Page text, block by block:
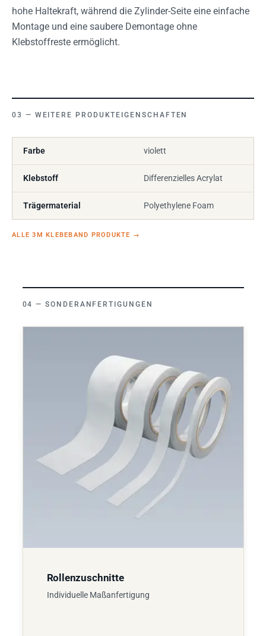
hohe Haltekraft, während die Zylinder-Seite eine einfache
Montage und eine saubere Demontage ohne
Klebstoffreste ermöglicht.
WEITERE PRODUKTEIGENSCHAFTEN
Farbe violett
Klebstoff Differenzielles Acrylat
Trägermaterial Polyethylene Foam
ALLE 3M KLEBEBAND PRODUKTE →
SONDERANFERTIGUNGEN
Rollenzuschnitte
Individuelle Maßanfertigung